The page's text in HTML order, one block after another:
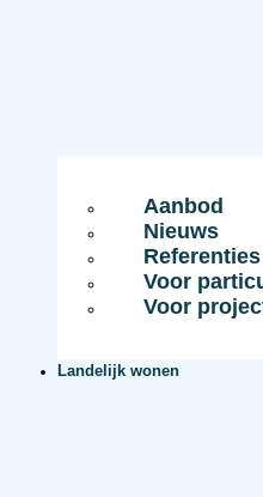
Aanbod
Nieuws
Referenties
Voor
Voor
Landelijk wonen